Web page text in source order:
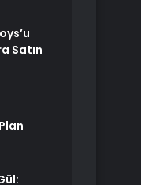
Satın